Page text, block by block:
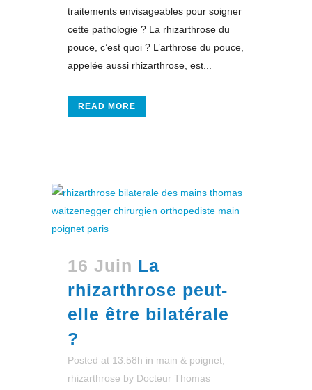
traitements envisageables pour soigner
cette pathologie ? La rhizarthrose du
pouce, c’est quoi ? L’arthrose du pouce,
appelée aussi rhizarthrose, est...
READ MORE
16 Juin La
rhizarthrose peut-
elle être bilatérale
?
Posted at 13:58h in main & poignet
rhizarthrose by Docteur Thomas